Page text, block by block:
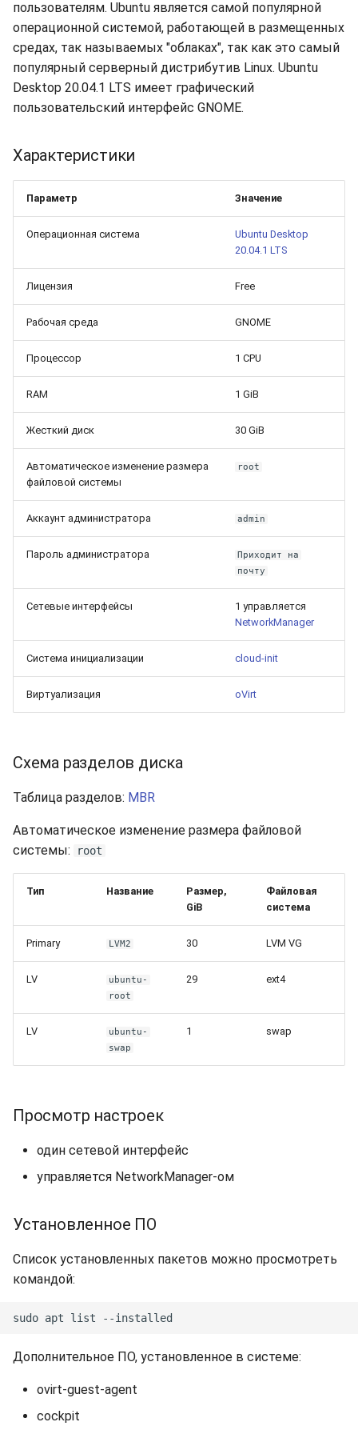
s
a
h
i
Доступность
Безопасность
Интеграция
Отчёты
Расписание проверок
Общий доступ
16.04.6 (2021-01-19)
Как добавить новый диск
в Linux?
Boot-меню виртуальной
машины
SSH
Бэкапы
Поиск
Удаление файлов
Скачивание файла
Синхронизация с
Gateways
Способы подключений
Гайды
пользователям. Ubuntu является самой популярной
операционной системой, работающей в размещенных
средах, так называемых "облаках", так как это самый
популярный серверный дистрибутив Linux. Ubuntu
Desktop 20.04.1 LTS имеет графический
пользовательский интерфейс GNOME.
Характеристики
Параметр Значение
Операционная система
Ubuntu Desktop
20.04.1 LTS
Лицензия Free
Рабочая среда GNOME
Процессор 1 CPU
RAM 1 GiB
Жесткий диск 30 GiB
Автоматическое изменение размера
файловой системы
root
Аккаунт администратора admin
Пароль администратора
Приходит на
почту
Сетевые интерфейсы
1 управляется
NetworkManager
Система инициализации cloud-init
Виртуализация oVirt
Схема разделов диска
Таблица разделов: MBR
Автоматическое изменение размера файловой
системы:
root
Тип Название
Размер,
GiB
Файловая
система
Primary LVM2 30 LVM VG
LV
ubuntu-
root
29 ext4
LV
ubuntu-
swap
1 swap
Просмотр настроек
один сетевой интерфейс
управляется NetworkManager-ом
Установленное ПО
Список установленных пакетов можно просмотреть
командой:
Дополнительное ПО, установленное в системе:
ovirt-guest-agent
cockpit